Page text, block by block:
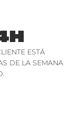
ESTÁ
DE LA SEMANA